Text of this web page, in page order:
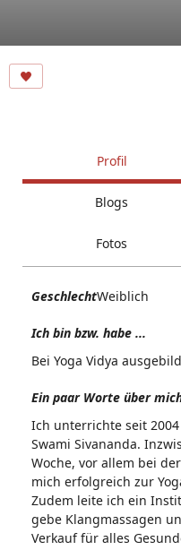
Profil
Blogs
Fotos
GeschlechtWeiblich
Ich bin bzw. habe ...
Bei Yoga Vidya
Ein paar Worte über
Ich unterrichte seit
Swami Sivananda.
Woche, vor allem bei
mich erfolgreich zur
Zudem leite ich ein
gebe Klangmassagen
Verkauf für alles